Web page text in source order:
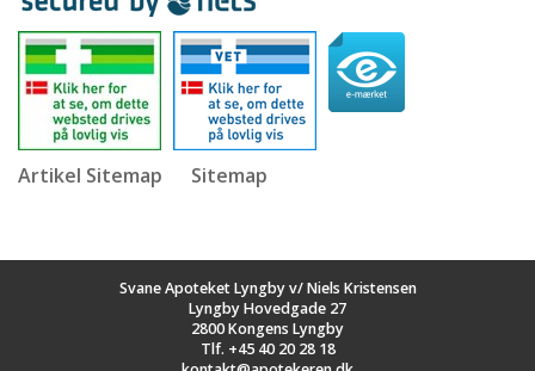
Artikel Sitemap Sitemap
Svane Apoteket Lyngby v/ Niels Kristensen
Lyngby Hovedgade 27
2800 Kongens Lyngby
Tlf. +45 40 20 28 18